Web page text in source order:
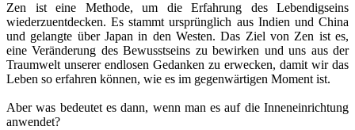
Zen ist eine Methode, um die Erfahrung des Lebendigseins
wiederzuentdecken. Es stammt ursprünglich aus Indien und China
und gelangte über Japan in den Westen. Das Ziel von Zen ist es,
eine Veränderung des Bewusstseins zu bewirken und uns aus der
Traumwelt unserer endlosen Gedanken zu erwecken, damit wir das
Leben so erfahren können, wie es im gegenwärtigen Moment ist.
Aber was bedeutet es dann, wenn man es auf die Inneneinrichtung
anwendet?